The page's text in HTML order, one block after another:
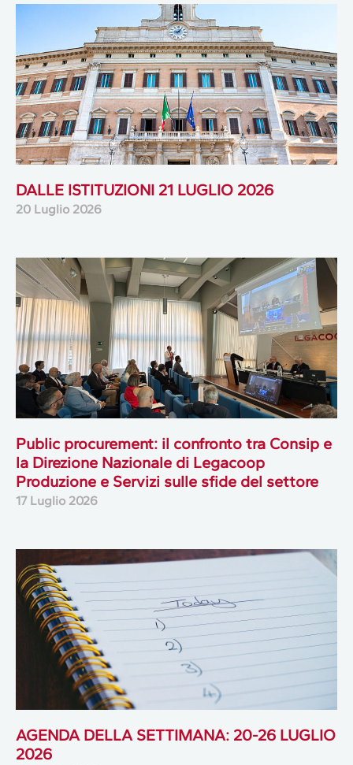
DALLE ISTITUZIONI 21 LUGLIO 2026
20 Luglio 2026
Public procurement: il confronto tra Consip e
la Direzione Nazionale di Legacoop
Produzione e Servizi sulle sfide del settore
17 Luglio 2026
AGENDA DELLA SETTIMANA: 20-26 LUGLIO
2026